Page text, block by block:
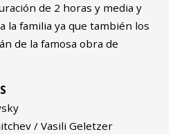
de 2 horas y media y
la familia ya que también los
de la famosa obra de
/ Vasili Geletzer